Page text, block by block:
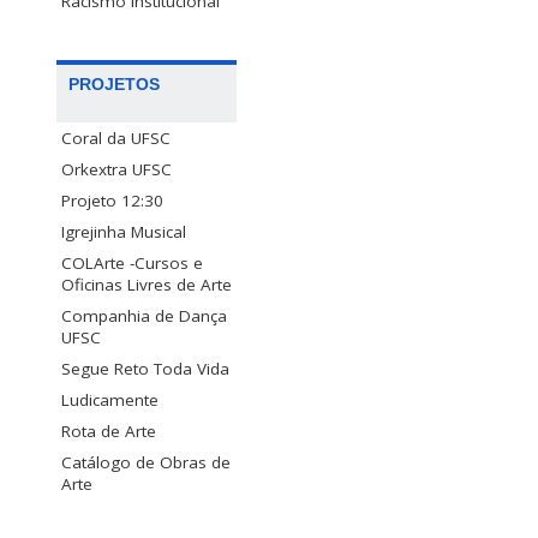
PROJETOS
Coral da UFSC
Orkextra UFSC
Projeto 12:30
Igrejinha Musical
COLArte -Cursos e
Oficinas Livres de Arte
Companhia de Dança
UFSC
Segue Reto Toda Vida
Ludicamente
Rota de Arte
Catálogo de Obras de
Arte